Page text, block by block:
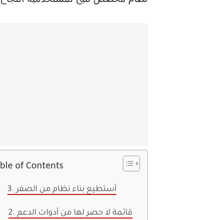
of Contents
3. أستطيع بناء نظام من الصفر
2. قائمة لا حصر لها من أدوات الدعم